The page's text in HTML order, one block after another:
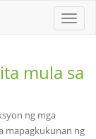
Toggle
mula sa
ng mga
mapagkukunan ng